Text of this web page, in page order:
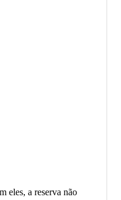
eles, a reserva não